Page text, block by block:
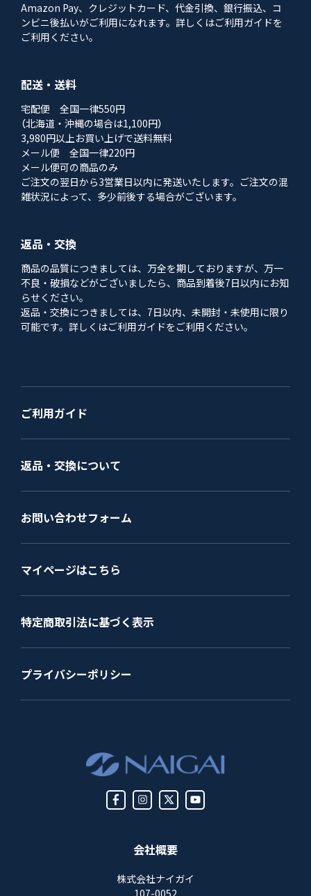
会社概要
株式会社ナイガイ
107-0052
Amazon Pay、クレジットカード、代金引換、銀行振込、コ
ンビニ後払いがご利用になれます。詳しくはご利用ガイドを
ご利用ください。
配送・送料
宅配便 全国一律550円
（北海道・沖縄の場合は1,100円）
3,980円以上お買い上げで送料無料
メール便 全国一律220円
メール便可の商品のみ
ご注文の翌日から3営業日以内に発送いたします。ご注文の混
雑状況によって、多少前後する場合がございます。
返品・交換
商品の品質につきましては、万全を期しておりますが、万一
不良・破損などがございましたら、商品到着後7日以内にお知
らせください。
返品・交換につきましては、7日以内、未開封・未使用に限り
可能です。詳しくはご利用ガイドをご利用ください。
ご利用ガイド
返品・交換について
お問い合わせフォーム
マイページはこちら
特定商取引法に基づく表示
プライバシーポリシー